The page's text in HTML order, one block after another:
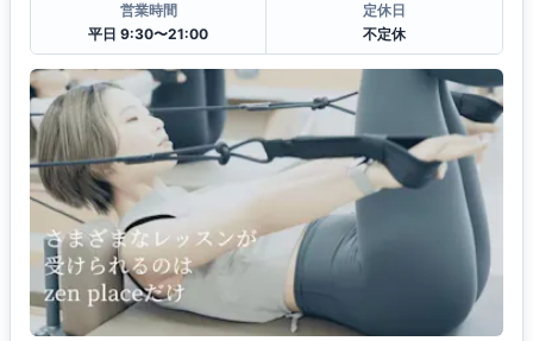
営業時間
平日 9:30〜21:00
定休日
不定休